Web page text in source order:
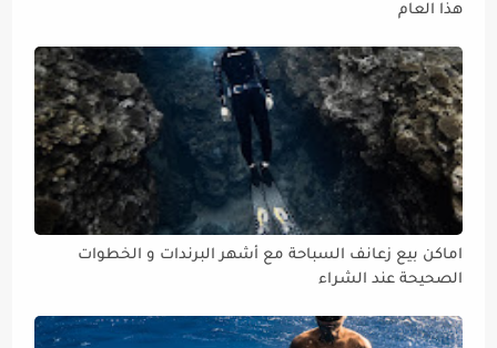
هذا العام
اماكن بيع زعانف السباحة مع أشهر البرندات و الخطوات
الصحيحة عند الشراء